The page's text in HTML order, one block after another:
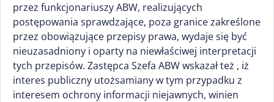
przez funkcjonariuszy ABW, realizujących
postępowania sprawdzające, poza granice zakreślone
przez obowiązujące przepisy prawa, wydaje się być
nieuzasadniony i oparty na niewłaściwej interpretacji
tych przepisów. Zastępca Szefa ABW wskazał też , iż
interes publiczny utożsamiany w tym przypadku z
interesem ochrony informacji niejawnych, winien